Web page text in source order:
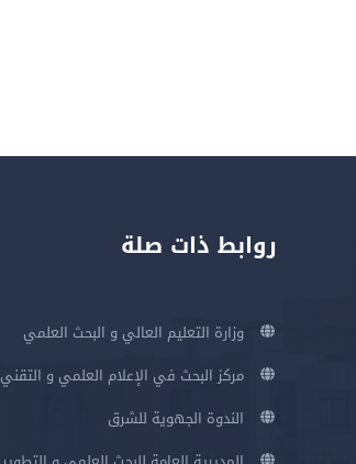
روابط ذات صلة
وزارة التعليم العالي و البحث العلمي
مركز البحث في الإعلام العلمي و التقني
الندوة الجهوية للشرق